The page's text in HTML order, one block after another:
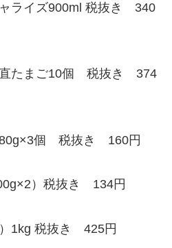
ライズ900ml 税抜き 340
たまご10個 税抜き 374
80g×3個 税抜き 160円
）税抜き 134円
1kg 税抜き 425円